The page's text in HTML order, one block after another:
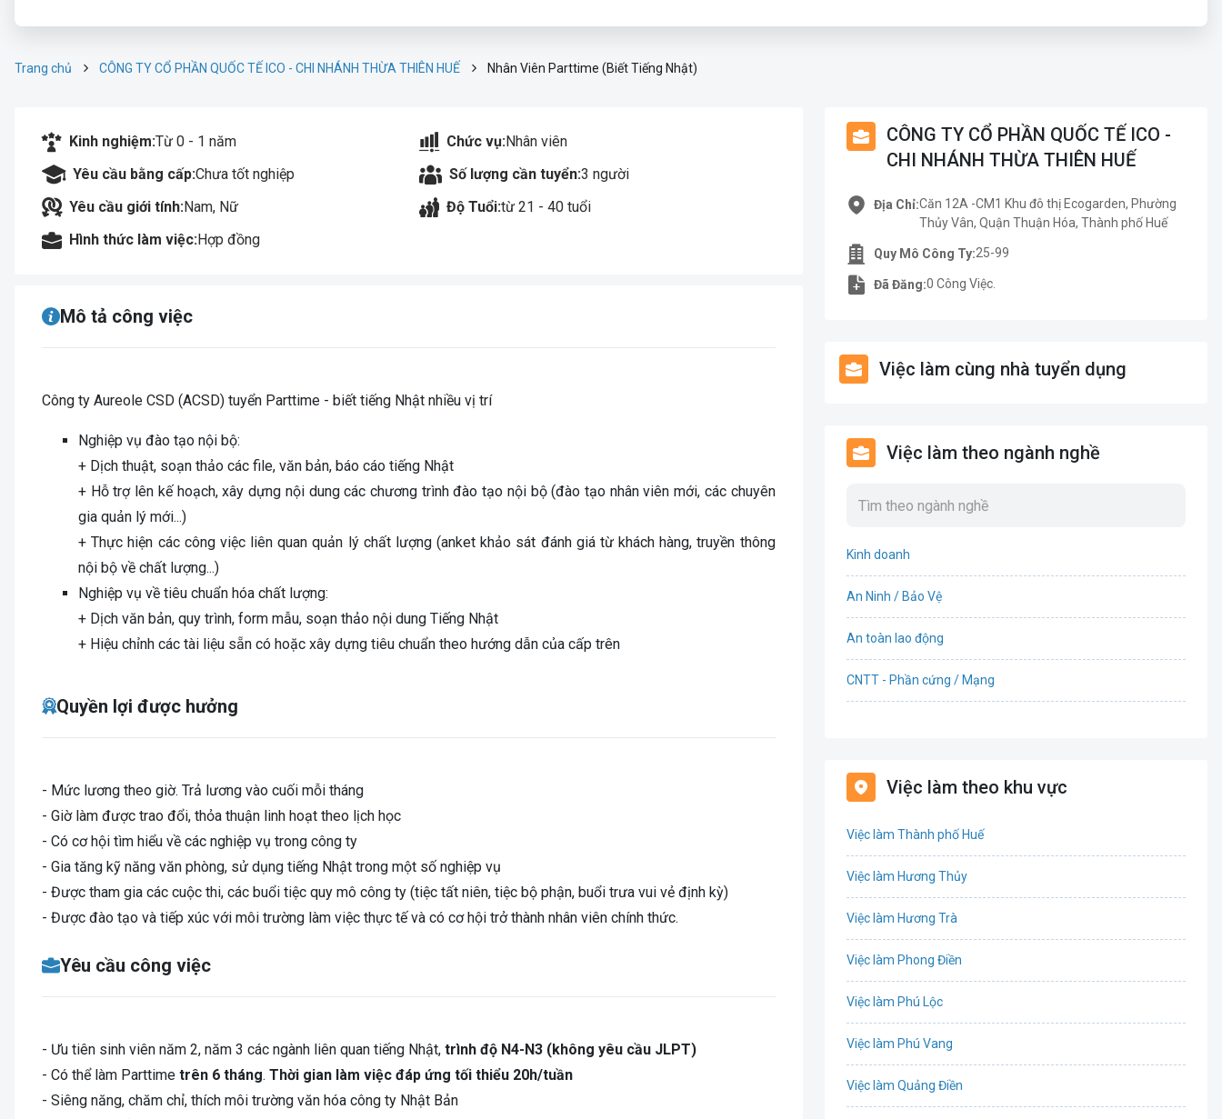
Trang chủ CÔNG TY CỔ PHẦN QUỐC TẾ ICO - CHI NHÁNH THỪA THIÊN HUẾ Nhân Viên Parttime (Biết Tiếng Nhật)
Kinh nghiệm:Từ 0 - 1 năm Chức vụ:Nhân viên
Yêu cầu bằng cấp:Chưa tốt nghiệp Số lượng cần tuyển:3 người
Yêu cầu giới tính:Nam, Nữ Độ Tuổi:từ 21 - 40 tuổi
Hình thức làm việc:Hợp đồng
Mô tả công việc
Công ty Aureole CSD (ACSD) tuyển Parttime - biết tiếng Nhật nhiều vị trí
Nghiệp vụ đào tạo nội bộ:
+ Dịch thuật, soạn thảo các file, văn bản, báo cáo tiếng Nhật
+ Hỗ trợ lên kế hoạch, xây dựng nội dung các chương trình đào tạo nội bộ (đào tạo nhân viên mới, các chuyên
gia quản lý mới...)
+ Thực hiện các công việc liên quan quản lý chất lượng (anket khảo sát đánh giá từ khách hàng, truyền thông
nội bộ về chất lượng...)
Nghiệp vụ về tiêu chuẩn hóa chất lượng:
+ Dịch văn bản, quy trình, form mẫu, soạn thảo nội dung Tiếng Nhật
+ Hiệu chỉnh các tài liệu sẵn có hoặc xây dựng tiêu chuẩn theo hướng dẫn của cấp trên
Quyền lợi được hưởng
- Mức lương theo giờ. Trả lương vào cuối mỗi tháng
- Giờ làm được trao đổi, thỏa thuận linh hoạt theo lịch học
- Có cơ hội tìm hiểu về các nghiệp vụ trong công ty
- Gia tăng kỹ năng văn phòng, sử dụng tiếng Nhật trong một số nghiệp vụ
- Được tham gia các cuộc thi, các buổi tiệc quy mô công ty (tiệc tất niên, tiệc bộ phận, buổi trưa vui vẻ định kỳ)
- Được đào tạo và tiếp xúc với môi trường làm việc thực tế và có cơ hội trở thành nhân viên chính thức.
Yêu cầu công việc
- Ưu tiên sinh viên năm 2, năm 3 các ngành liên quan tiếng Nhật, trình độ N4-N3 (không yêu cầu JLPT)
- Có thể làm Parttime trên 6 tháng. Thời gian làm việc đáp ứng tối thiểu 20h/tuần
- Siêng năng, chăm chỉ, thích môi trường văn hóa công ty Nhật Bản
CÔNG TY CỔ PHẦN QUỐC TẾ ICO -
CHI NHÁNH THỪA THIÊN HUẾ
Địa Chỉ:Căn 12A -CM1 Khu đô thị Ecogarden, Phường
Thủy Vân, Quận Thuận Hóa, Thành phố Huế
Quy Mô Công Ty:25-99
Đã Đăng:0 Công Việc.
Việc làm cùng nhà tuyển dụng
Việc làm theo ngành nghề
Kinh doanh
An Ninh / Bảo Vệ
An toàn lao động
CNTT - Phần cứng / Mạng
Bất động sản
Việc làm theo khu vực
Việc làm Thành phố Huế
Việc làm Hương Thủy
Việc làm Hương Trà
Việc làm Phong Điền
Việc làm Phú Lộc
Việc làm Phú Vang
Việc làm Quảng Điền